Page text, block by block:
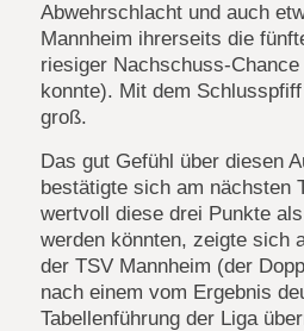
Abwehrschlacht und auch
Mannheim ihrerseits die
riesiger Nachschuss-
konnte). Mit dem
groß.
Das gut Gefühl über diesen
bestätigte sich am nächsten
wertvoll diese drei Punkte
werden könnten, zeigte sich
der TSV Mannheim (der
nach einem vom Ergebnis
Tabellenführung der Liga